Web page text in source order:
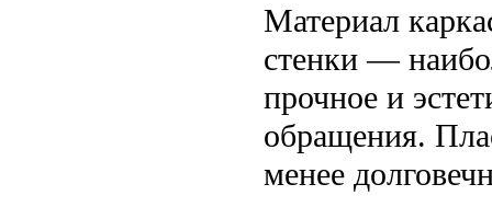
Материал
стенки —
прочное и
обращения.
менее